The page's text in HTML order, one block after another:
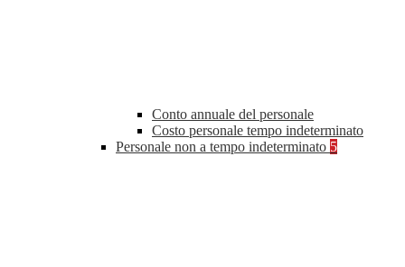
Conto annuale del personale
Costo personale tempo indeterminato
Personale non a tempo indeterminato 5